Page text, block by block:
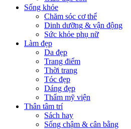
Sống khỏe
Chăm sóc cơ thể
Dinh dưỡng & vận động
Sức khỏe phụ nữ
Làm đẹp
Da đẹp
Trang điểm
Thời trang
Tóc đẹp
Dáng đẹp
Thẩm mỹ viện
Thân tâm trí
Sách hay
Sống chậm & cân bằng